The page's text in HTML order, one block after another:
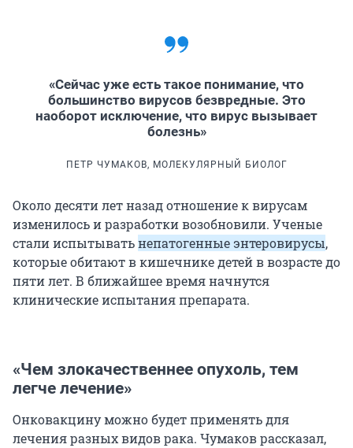
«Сейчас уже есть такое понимание, что
большинство вирусов безвредные. Это
наоборот исключение, что вирус вызывает
болезнь»
ПЕТР ЧУМАКОВ, МОЛЕКУЛЯРНЫЙ БИОЛОГ
Около десяти лет назад отношение к вирусам
изменилось и разработки возобновили. Ученые
стали испытыватьнепатогенные энтеровирусы,
которые обитают в кишечнике детей в возрасте до
пяти лет. В ближайшее время начнутся
клинические испытания препарата.
«Чем злокачественнее опухоль, тем
легче лечение»
Онковакцину можно будет применять для
лечения разных видов рака. Чумаков рассказал,